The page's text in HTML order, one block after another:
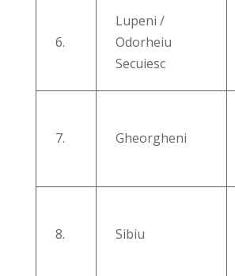
6.
Lupeni /
Odorheiu
Secuiesc
7. Gheorgheni
8. Sibiu